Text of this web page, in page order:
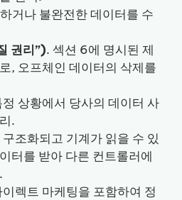
거나 불완전한 데이터를 수
권리”). 섹션 6에 명시된 제
, 오프체인 데이터의 삭제를
정 상황에서 당사의 데이터 사
.
구조화되고 기계가 읽을 수 있
터를 받아 다른 컨트롤러에
이렉트 마케팅을 포함하여 정